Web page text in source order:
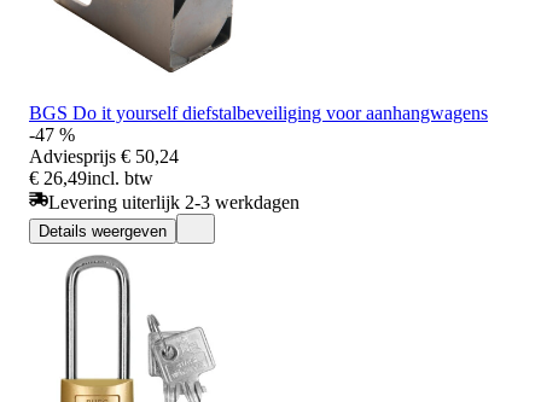
BGS Do it yourself diefstalbeveiliging voor aanhangwagens
-47 %
Adviesprijs € 50,24
€ 26,49incl. btw
Levering uiterlijk 2-3 werkdagen
Details weergeven